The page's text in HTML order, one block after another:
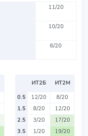
11/20
10/20
6/20
ИТ2Б
ИТ2М
0.5
12/20
8/20
1.5
8/20
12/20
2.5
3/20
17/20
3.5
1/20
19/20